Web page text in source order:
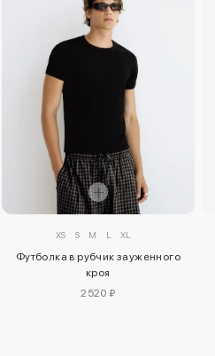
XS S M L XL
Футболка в рубчик зауженного
кроя
2520 ₽